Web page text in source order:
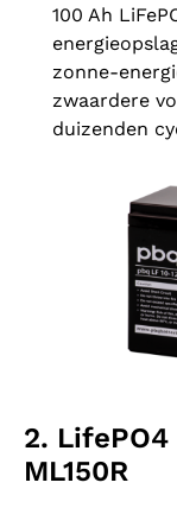
100 Ah
zwaardere
duizenden
2.
ML150R